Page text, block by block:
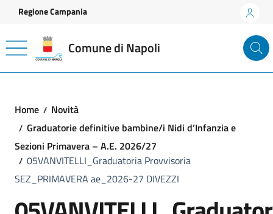
Vai ai contenuti
Vai al footer
Regione Campania
Comune di Napoli
Home
Novità
Graduatorie definitive bambine/i Nidi d’Infanzia e
Sezioni Primavera – A.E. 2026/27
05VANVITELLI_Graduatoria Provvisoria
SEZ_PRIMAVERA ae_2026-27 DIVEZZI